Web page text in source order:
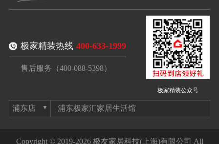
极家精装热线 400-633-1999
售后服务（400-088-5398）
极家精装公众号
浦东极家汇家居生活馆
Copyright © 2019-2026 极友家居科技(上海)有限公司 All